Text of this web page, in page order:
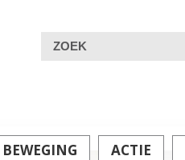
Zoeken
BEWEGING ACTIE